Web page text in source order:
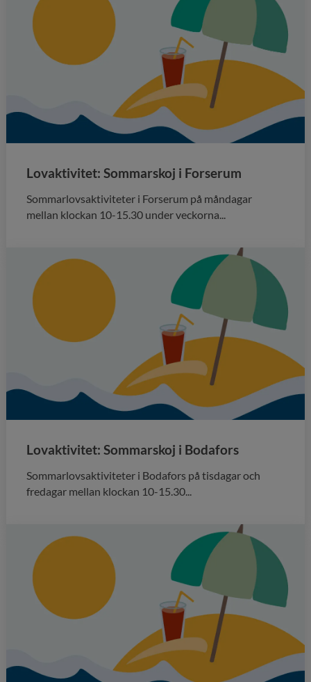
Lovaktivitet: Sommarskoj i Forserum
Sommarlovsaktiviteter i Forserum på måndagar
mellan klockan 10-15.30 under veckorna...
Lovaktivitet: Sommarskoj i Bodafors
Sommarlovsaktiviteter i Bodafors på tisdagar och
fredagar mellan klockan 10-15.30...